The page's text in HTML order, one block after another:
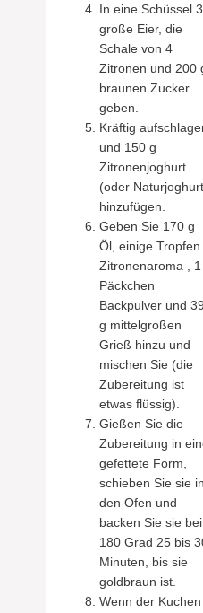
In eine Schüssel 3
große Eier, die
Schale von 4
Zitronen und 200
braunen Zucker
geben.
Kräftig
und 150 g
Zitronenjoghurt
(oder
hinzufügen.
Geben Sie 170 g
Öl, einige Tropfen
Zitronenaroma , 1
Päckchen
Backpulver und
g mittelgroßen
Grieß hinzu und
mischen Sie (die
Zubereitung ist
etwas flüssig).
Gießen Sie die
Zubereitung in
gefettete Form,
schieben Sie sie in
den Ofen und
backen Sie sie bei
180 Grad 25 bis
Minuten, bis sie
goldbraun ist.
Wenn der Kuchen